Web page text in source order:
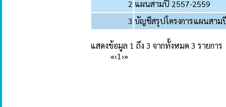
2 แผนสามปี 2557-2559
3 บัญชีสรุปโครงการแผนสาม
แสดงข้อมูล 1 ถึง 3 จากทั้งหมด 3 รายการ
«‹1›»